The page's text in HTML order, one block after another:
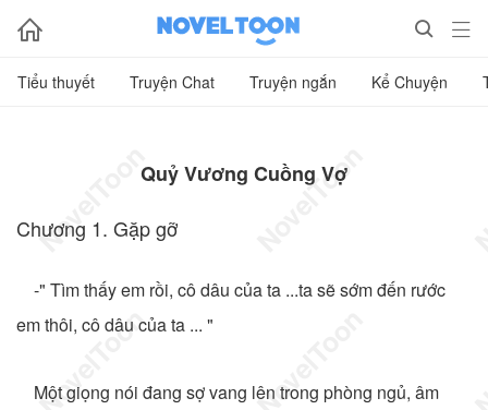
  
Tiểu thuyết Truyện Chat Truyện ngắn Kể Chuyện
Quỷ Vương Cuồng Vợ
Chương 1. Gặp gỡ
-" Tìm thấy em rồi, cô dâu của ta ...ta sẽ sớm đến rước
em thôi, cô dâu của ta ... "
Một giọng nói đang sợ vang lên trong phòng ngủ, âm